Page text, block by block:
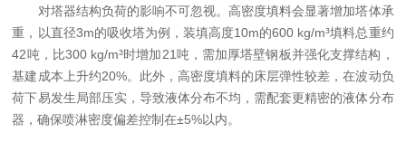
对塔器结构负荷的影响不可忽视。高密度填料会显著增加塔体承
重，以直径3m的吸收塔为例，装填高度10m的600 kg/m³填料总重约
42吨，比300 kg/m³时增加21吨，需加厚塔壁钢板并强化支撑结构，
基建成本上升约20%。此外，高密度填料的床层弹性较差，在波动负
荷下易发生局部压实，导致液体分布不均，需配套更精密的液体分布
器，确保喷淋密度偏差控制在±5%以内。​